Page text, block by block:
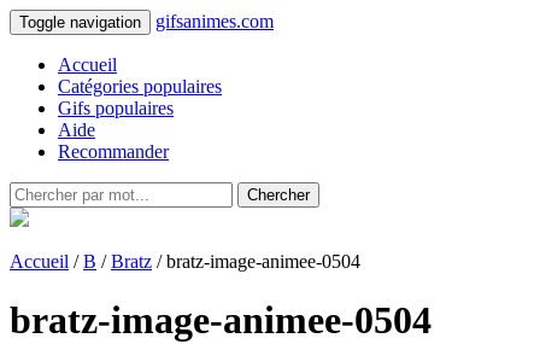
Toggle navigation gifsanimes.com
Accueil
Catégories populaires
Gifs populaires
Aide
Recommander
Chercher
Accueil /B /Bratz / bratz-image-animee-0504
bratz-image-animee-0504